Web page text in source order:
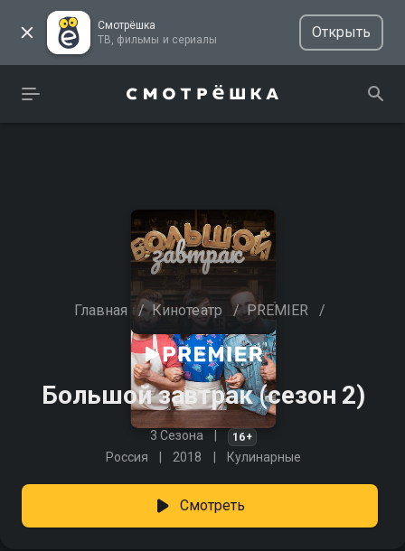
Смотрёшка
ТВ, фильмы и сериалы
Открыть
Главная / Кинотеатр / PREMIER /
Большой завтрак (сезон 2)
3 Сезона 16+
Россия 2018 Кулинарные
Смотреть